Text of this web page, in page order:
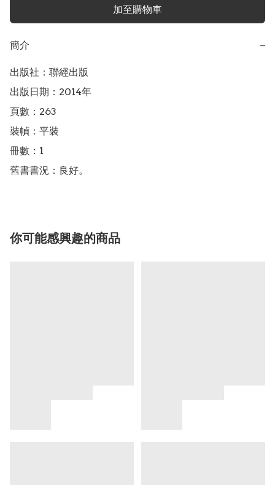
加至購物車
簡介 −
出版社：聯經出版
出版日期：2014年
頁數：263
裝幀：平裝
冊數：1
舊書書況：良好。
你可能感興趣的商品